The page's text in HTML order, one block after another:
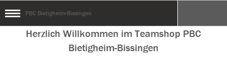
PBC Bietigheim-Bissingen
Herzlich Willkommen im Teamshop PBC
Bietigheim-Bissingen